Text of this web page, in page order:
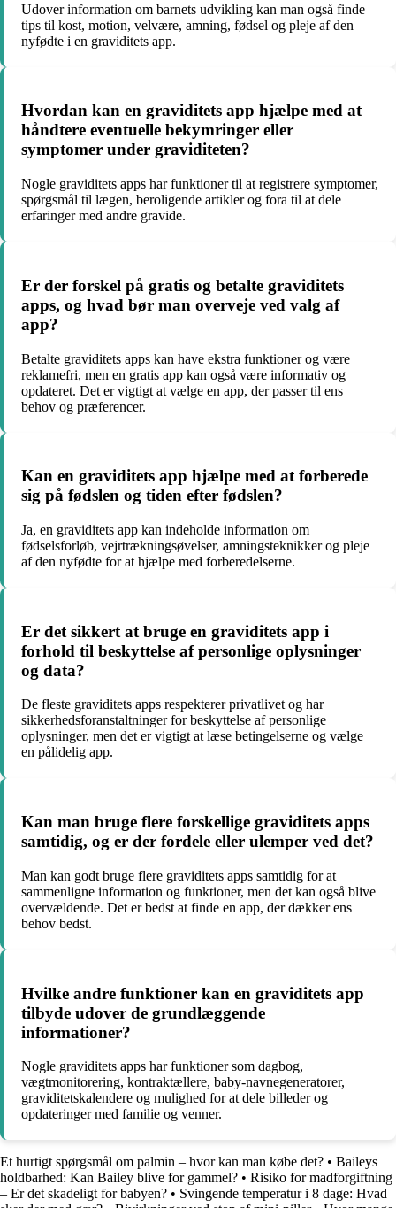
Udover information om barnets udvikling kan man også finde
tips til kost, motion, velvære, amning, fødsel og pleje af den
nyfødte i en graviditets app.
Hvordan kan en graviditets app hjælpe med at
håndtere eventuelle bekymringer eller
symptomer under graviditeten?
Nogle graviditets apps har funktioner til at registrere symptomer,
spørgsmål til lægen, beroligende artikler og fora til at dele
erfaringer med andre gravide.
Er der forskel på gratis og betalte graviditets
apps, og hvad bør man overveje ved valg af
app?
Betalte graviditets apps kan have ekstra funktioner og være
reklamefri, men en gratis app kan også være informativ og
opdateret. Det er vigtigt at vælge en app, der passer til ens
behov og præferencer.
Kan en graviditets app hjælpe med at forberede
sig på fødslen og tiden efter fødslen?
Ja, en graviditets app kan indeholde information om
fødselsforløb, vejrtrækningsøvelser, amningsteknikker og pleje
af den nyfødte for at hjælpe med forberedelserne.
Er det sikkert at bruge en graviditets app i
forhold til beskyttelse af personlige oplysninger
og data?
De fleste graviditets apps respekterer privatlivet og har
sikkerhedsforanstaltninger for beskyttelse af personlige
oplysninger, men det er vigtigt at læse betingelserne og vælge
en pålidelig app.
Kan man bruge flere forskellige graviditets apps
samtidig, og er der fordele eller ulemper ved det?
Man kan godt bruge flere graviditets apps samtidig for at
sammenligne information og funktioner, men det kan også blive
overvældende. Det er bedst at finde en app, der dækker ens
behov bedst.
Hvilke andre funktioner kan en graviditets app
tilbyde udover de grundlæggende
informationer?
Nogle graviditets apps har funktioner som dagbog,
vægtmonitorering, kontraktællere, baby-navnegeneratorer,
graviditetskalendere og mulighed for at dele billeder og
opdateringer med familie og venner.
Et hurtigt spørgsmål om palmin – hvor kan man købe det? • Baileys
holdbarhed: Kan Bailey blive for gammel? • Risiko for madforgiftning
– Er det skadeligt for babyen? • Svingende temperatur i 8 dage: Hvad